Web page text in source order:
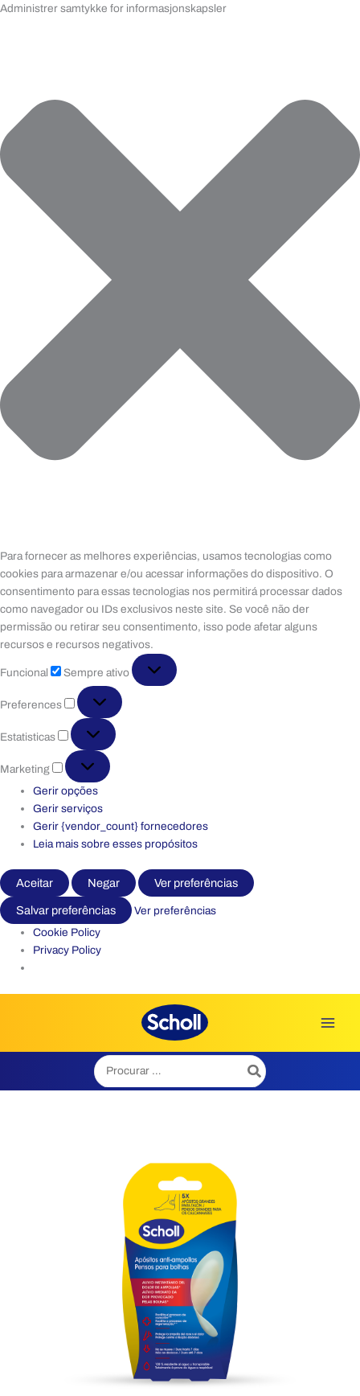
Administrer samtykke for informasjonskapsler
Para fornecer as melhores experiências, usamos tecnologias como
cookies para armazenar e/ou acessar informações do dispositivo. O
consentimento para essas tecnologias nos permitirá processar dados
como navegador ou IDs exclusivos neste site. Se você não der
permissão ou retirar seu consentimento, isso pode afetar alguns
recursos e recursos negativos.
Funcional
Sempre ativo
Preferences
Preferences
Estatisticas
Estatisticas
Marketing
Marketing
Gerir opções
Gerir serviços
Gerir {vendor_count} fornecedores
Leia mais sobre esses propósitos
Aceitar Negar Ver preferências
Salvar preferências
Ver preferências
Cookie Policy
Privacy Policy
Search
for:
Todos os Tratamentos/Bolhas / Scholl Pensos Grandes para Bolhas 5 un